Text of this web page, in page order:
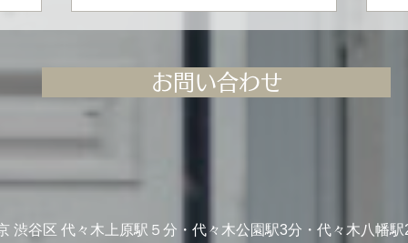
お問い合わせ
渋谷区 代々木上原駅５分・代々木公園駅3分・代々木八幡駅